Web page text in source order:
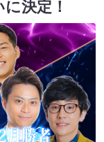
決定！